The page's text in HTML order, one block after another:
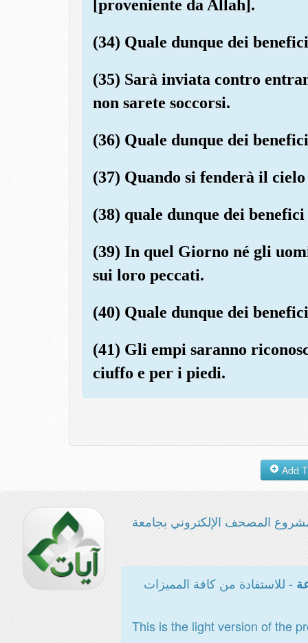
[proveniente da Allah].
(34) Quale dunque dei
(35) Sarà inviata contro
non sarete soccorsi.
(36) Quale dunque dei
(37) Quando si fenderà il
(38) quale dunque dei
(39) In quel Giorno né gli
sui loro peccati.
(40) Quale dunque dei
(41) Gli empi saranno
ciuffo e per i piedi.
المصحف الإلكتروني بجامعة
- للاستفادة من كافة المميزات
This is the light version of the